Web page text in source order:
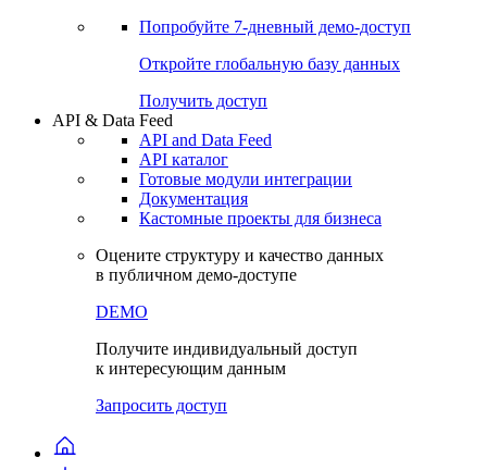
Попробуйте 7-дневный демо-доступ
Откройте глобальную базу данных
Получить доступ
API & Data Feed
API and Data Feed
API каталог
Готовые модули интеграции
Документация
Кастомные проекты для бизнеса
Оцените структуру и качество данных
в публичном демо-доступе
DEMO
Получите индивидуальный доступ
к интересующим данным
Запросить доступ